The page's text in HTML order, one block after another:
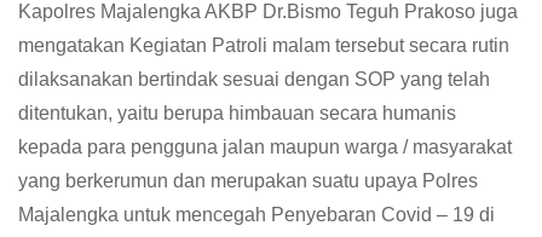
Kapolres Majalengka AKBP Dr.Bismo Teguh Prakoso juga
mengatakan Kegiatan Patroli malam tersebut secara rutin
dilaksanakan bertindak sesuai dengan SOP yang telah
ditentukan, yaitu berupa himbauan secara humanis
kepada para pengguna jalan maupun warga / masyarakat
yang berkerumun dan merupakan suatu upaya Polres
Majalengka untuk mencegah Penyebaran Covid – 19 di